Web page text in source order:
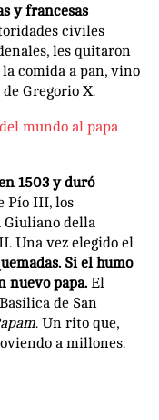
y francesas
civiles
les quitaron
comida a pan, vino
Gregorio X.
mundo al papa
1503 y duró
Pío III, los
Giuliano della
Una vez elegido el
Si el humo
nuevo papa. El
de San
. Un rito que,
a millones.